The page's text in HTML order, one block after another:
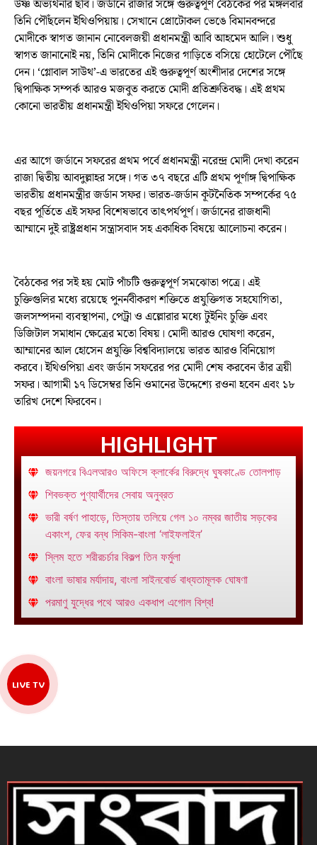
উষ্ণ অভ্যর্থনার ছবি। জর্ডানে রাজার সঙ্গে গুরুত্বপূর্ণ বৈঠকের পর মঙ্গলবার
তিনি পৌঁছলেন ইথিওপিয়ায়। সেখানে প্রোটোকল ভেঙে বিমানবন্দরে
মোদীকে স্বাগত জানান নোবেলজয়ী প্রধানমন্ত্রী আবি আহমেদ আলি। শুধু
স্বাগত জানানোই নয়, তিনি মোদীকে নিজের গাড়িতে বসিয়ে হোটেলে পৌঁছে
দেন। ‘গ্লোবাল সাউথ’-এ ভারতের এই গুরুত্বপূর্ণ অংশীদার দেশের সঙ্গে
দ্বিপাক্ষিক সম্পর্ক আরও মজবুত করতে মোদী প্রতিশ্রুতিবদ্ধ। এই প্রথম
কোনো ভারতীয় প্রধানমন্ত্রী ইথিওপিয়া সফরে গেলেন।
এর আগে জর্ডানে সফরের প্রথম পর্বে প্রধানমন্ত্রী নরেন্দ্র মোদী দেখা করেন
রাজা দ্বিতীয় আবদুল্লাহর সঙ্গে। গত ৩৭ বছরে এটি প্রথম পূর্ণাঙ্গ দ্বিপাক্ষিক
ভারতীয় প্রধানমন্ত্রীর জর্ডান সফর। ভারত-জর্ডান কূটনৈতিক সম্পর্কের ৭৫
বছর পূর্তিতে এই সফর বিশেষভাবে তাৎপর্যপূর্ণ। জর্ডানের রাজধানী
আম্মানে দুই রাষ্ট্রপ্রধান সন্ত্রাসবাদ সহ একাধিক বিষয়ে আলোচনা করেন।
বৈঠকের পর সই হয় মোট পাঁচটি গুরুত্বপূর্ণ সমঝোতা পত্রে। এই
চুক্তিগুলির মধ্যে রয়েছে পুনর্নবীকরণ শক্তিতে প্রযুক্তিগত সহযোগিতা,
জলসম্পদনা ব্যবস্থাপনা, পেট্রা ও এল্লোরার মধ্যে টুইনিং চুক্তি এবং
ডিজিটাল সমাধান ক্ষেত্রের মতো বিষয়। মোদী আরও ঘোষণা করেন,
আম্মানের আল হোসেন প্রযুক্তি বিশ্ববিদ্যালয়ে ভারত আরও বিনিয়োগ
করবে। ইথিওপিয়া এবং জর্ডান সফরের পর মোদী শেষ করবেন তাঁর ত্রয়ী
সফর। আগামী ১৭ ডিসেম্বর তিনি ওমানের উদ্দেশ্যে রওনা হবেন এবং ১৮
তারিখ দেশে ফিরবেন।
HIGHLIGHT
জয়নগরে বিএলআরও অফিসে ক্লার্কের বিরুদ্ধে ঘুষকাণ্ডে তোলপাড়
শিবভক্ত পুণ্যার্থীদের সেবায় অনুব্রত
ভারী বর্ষণ পাহাড়ে, তিস্তায় তলিয়ে গেল ১০ নম্বর জাতীয় সড়কের
একাংশ, ফের বন্ধ সিকিম-বাংলা ‘লাইফলাইন’
স্লিম হতে শরীরচর্চার বিকল্প তিন ফর্মুলা
বাংলা ভাষার মর্যাদায়, বাংলা সাইনবোর্ড বাধ্যতামূলক ঘোষণা
পরমাণু যুদ্ধের পথে আরও একধাপ এগোল বিশ্ব!
LIVE TV